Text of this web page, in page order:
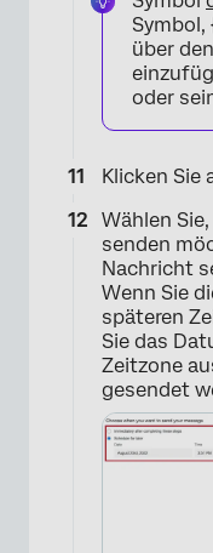
Symbol,
über
oder
Klicken Sie
Wählen
senden
Nachricht
Wenn Sie
späteren
Sie das
Zeitzone
gesendet